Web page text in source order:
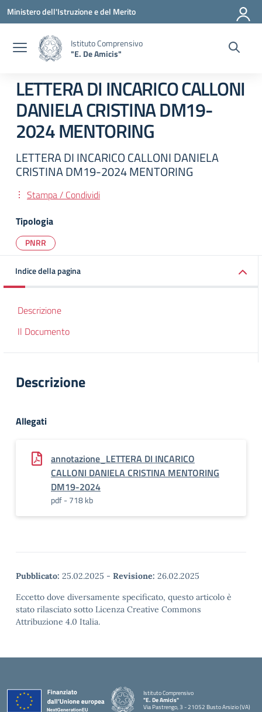
Vai ai contenuti
Vai al menu di navigazione
Vai al footer
Ministero dell'Istruzione e del Merito
Istituto Comprensivo
"E. De Amicis"
LETTERA DI INCARICO CALLONI
DANIELA CRISTINA DM19-
2024 MENTORING
LETTERA DI INCARICO CALLONI DANIELA
CRISTINA DM19-2024 MENTORING
Stampa / Condividi
Tipologia
PNRR
Indice della pagina
Descrizione
Il Documento
Descrizione
Allegati
annotazione_LETTERA DI INCARICO
CALLONI DANIELA CRISTINA MENTORING
DM19-2024
pdf - 718 kb
Pubblicato: 25.02.2025 - Revisione: 26.02.2025
Eccetto dove diversamente specificato, questo articolo è
stato rilasciato sotto Licenza Creative Commons
Attribuzione 4.0 Italia.
Istituto Comprensivo
"E. De Amicis"
Via Pastrengo, 3 - 21052 Busto Arsizio (VA)